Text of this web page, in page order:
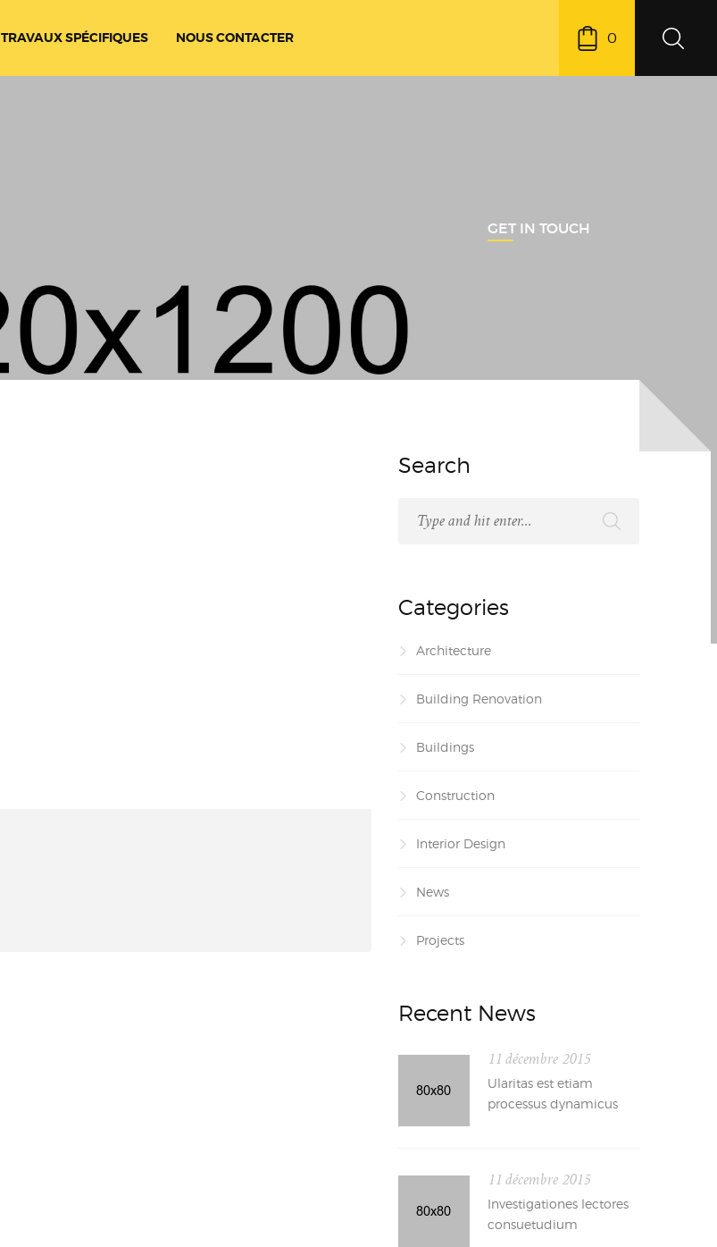
TRAVAUX SPÉCIFIQUES NOUS CONTACTER 0
GET IN TOUCH
Search
Categories
Architecture
Building Renovation
Buildings
Construction
Interior Design
News
Projects
Recent News
11 décembre 2015
Ularitas est etiam
processus dynamicus
11 décembre 2015
Investigationes lectores
consuetudium